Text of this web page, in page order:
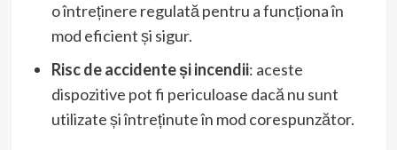
o întreținere regulată pentru a funcționa în
mod eficient și sigur.
Risc de accidente și incendii: aceste
dispozitive pot fi periculoase dacă nu sunt
utilizate și întreținute în mod corespunzător.